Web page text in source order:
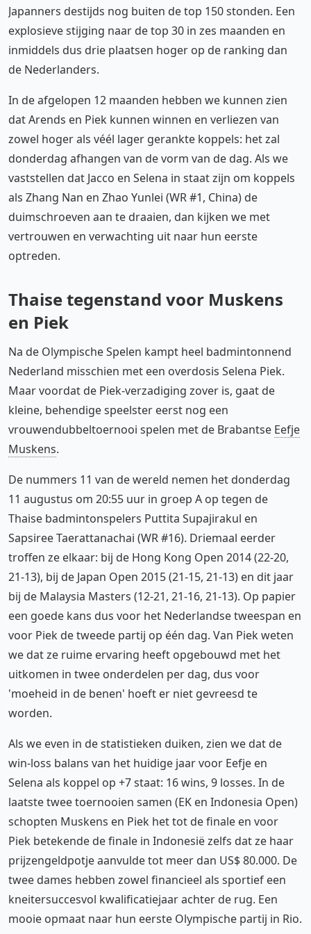
Japanners destijds nog buiten de top 150 stonden. Een
explosieve stijging naar de top 30 in zes maanden en
inmiddels dus drie plaatsen hoger op de ranking dan
de Nederlanders.
In de afgelopen 12 maanden hebben we kunnen zien
dat Arends en Piek kunnen winnen en verliezen van
zowel hoger als véél lager gerankte koppels: het zal
donderdag afhangen van de vorm van de dag. Als we
vaststellen dat Jacco en Selena in staat zijn om koppels
als Zhang Nan en Zhao Yunlei (WR #1, China) de
duimschroeven aan te draaien, dan kijken we met
vertrouwen en verwachting uit naar hun eerste
optreden.
Thaise tegenstand voor Muskens
en Piek
Na de Olympische Spelen kampt heel badmintonnend
Nederland misschien met een overdosis Selena Piek.
Maar voordat de Piek-verzadiging zover is, gaat de
kleine, behendige speelster eerst nog een
vrouwendubbeltoernooi spelen met de Brabantse Eefje
Muskens.
De nummers 11 van de wereld nemen het donderdag
11 augustus om 20:55 uur in groep A op tegen de
Thaise badmintonspelers Puttita Supajirakul en
Sapsiree Taerattanachai (WR #16). Driemaal eerder
troffen ze elkaar: bij de Hong Kong Open 2014 (22-20,
21-13), bij de Japan Open 2015 (21-15, 21-13) en dit jaar
bij de Malaysia Masters (12-21, 21-16, 21-13). Op papier
een goede kans dus voor het Nederlandse tweespan en
voor Piek de tweede partij op één dag. Van Piek weten
we dat ze ruime ervaring heeft opgebouwd met het
uitkomen in twee onderdelen per dag, dus voor
'moeheid in de benen' hoeft er niet gevreesd te
worden.
Als we even in de statistieken duiken, zien we dat de
win-loss balans van het huidige jaar voor Eefje en
Selena als koppel op +7 staat: 16 wins, 9 losses. In de
laatste twee toernooien samen (EK en Indonesia Open)
schopten Muskens en Piek het tot de finale en voor
Piek betekende de finale in Indonesië zelfs dat ze haar
prijzengeldpotje aanvulde tot meer dan US$ 80.000. De
twee dames hebben zowel financieel als sportief een
kneitersuccesvol kwalificatiejaar achter de rug. Een
mooie opmaat naar hun eerste Olympische partij in Rio.